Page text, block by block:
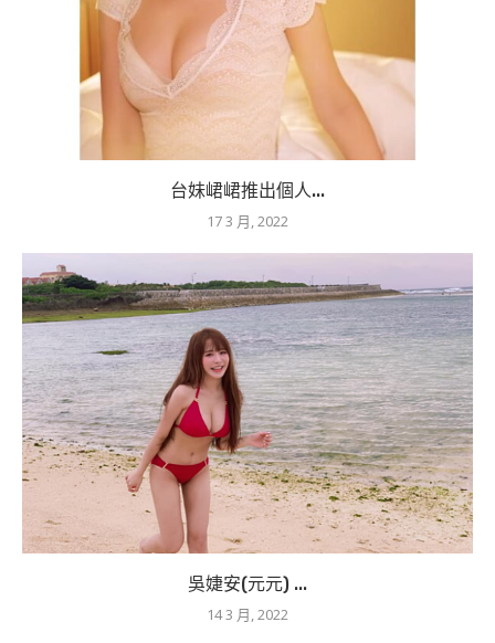
台妹峮峮推出個人...
17 3 月, 2022
吳婕安(元元) ...
14 3 月, 2022